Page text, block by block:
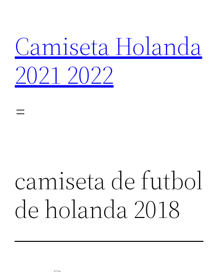
contenido
Camiseta Holanda
2021 2022
camiseta de futbol
de holanda 2018